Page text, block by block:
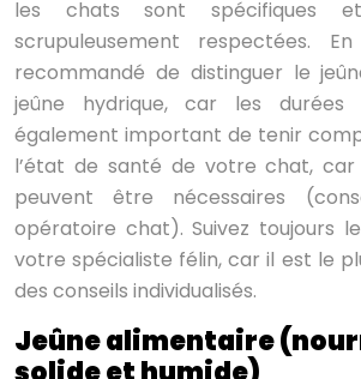
les chats sont spécifiques
scrupuleusement respectées.
recommandé de distinguer le
jeûne hydrique, car les
également important de tenir
l’état de santé de votre chat, car
peuvent être nécessaires
opératoire chat). Suivez toujours
votre spécialiste félin, car il est le
des conseils individualisés.
Jeûne alimentaire